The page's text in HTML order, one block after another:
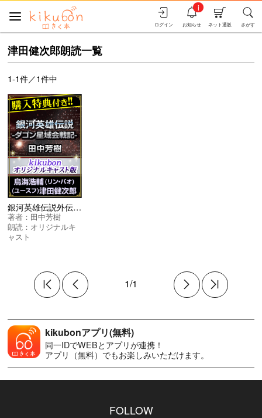
さがす
ネット通販
お知らせ
i
ログイン
津田健次郎朗読一覧
1-1件／1件中
銀河英雄伝説外伝 ダゴン星域会戦記 オリジナルキャスト版
著者： 田中芳樹
朗読： オリジナルキ
ャスト
1/1
kikubonアプリ(無料)
同一IDでWEBとアプリが連携！
アプリ（無料）でもお楽しみいただけます。
FOLLOW